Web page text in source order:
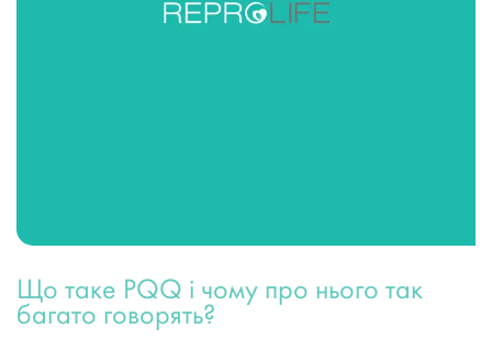
Що таке PQQ і чому про нього так
багато говорять?